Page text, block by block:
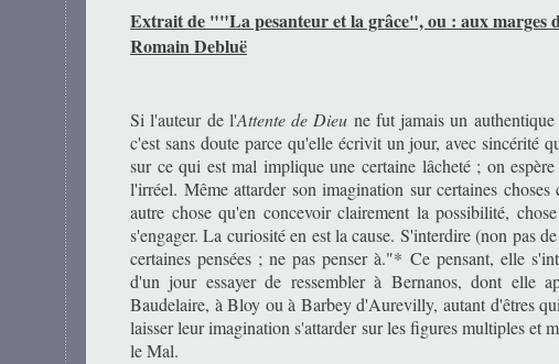
Extrait de ""La pesanteur et la grâce", ou : aux marges
Romain Debluë
Si l'auteur de l'Attente de Dieu ne fut jamais un
c'est sans doute parce qu'elle écrivit un jour, avec sincérité
sur ce qui est mal implique une certaine lâcheté ; on
l'irréel. Même attarder son imagination sur certaines
autre chose qu'en concevoir clairement la possibilité,
s'engager. La curiosité en est la cause. S'interdire (non pas
certaines pensées ; ne pas penser à."* Ce pensant, elle
d'un jour essayer de ressembler à Bernanos, dont elle
Baudelaire, à Bloy ou à Barbey d'Aurevilly, autant d'êtres
laisser leur imagination s'attarder sur les figures multiples et
le Mal.